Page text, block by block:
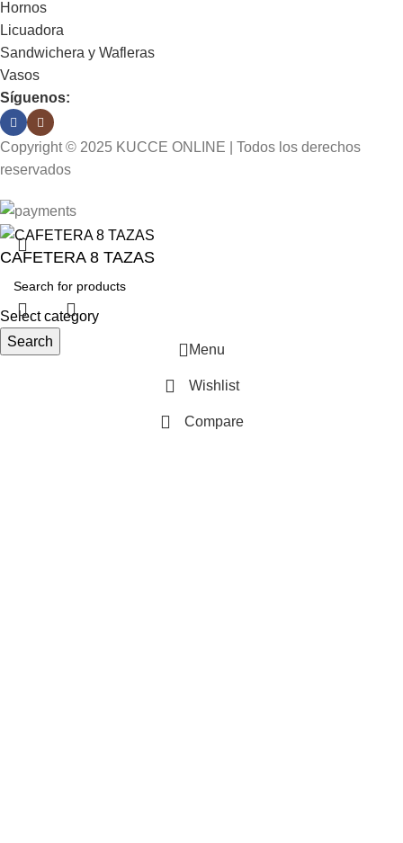
Hornos
Licuadora
Sandwichera y Wafleras
Vasos
Síguenos:
Copyright © 2025 KUCCE ONLINE | Todos los derechos
reservados
Select category
Search
CAFETERA 8 TAZAS
Menu
Wishlist
Compare